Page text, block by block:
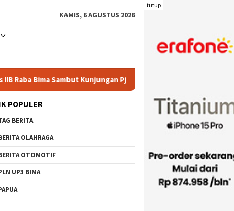
tutup
KAMIS, 6 AGUSTUS 2026
Pj. Wali Kota Ir. H. Mohammad Rum, MT
POPULER
BERITA
OLAHRAGA
OTOMOTIF
UP3 BIMA